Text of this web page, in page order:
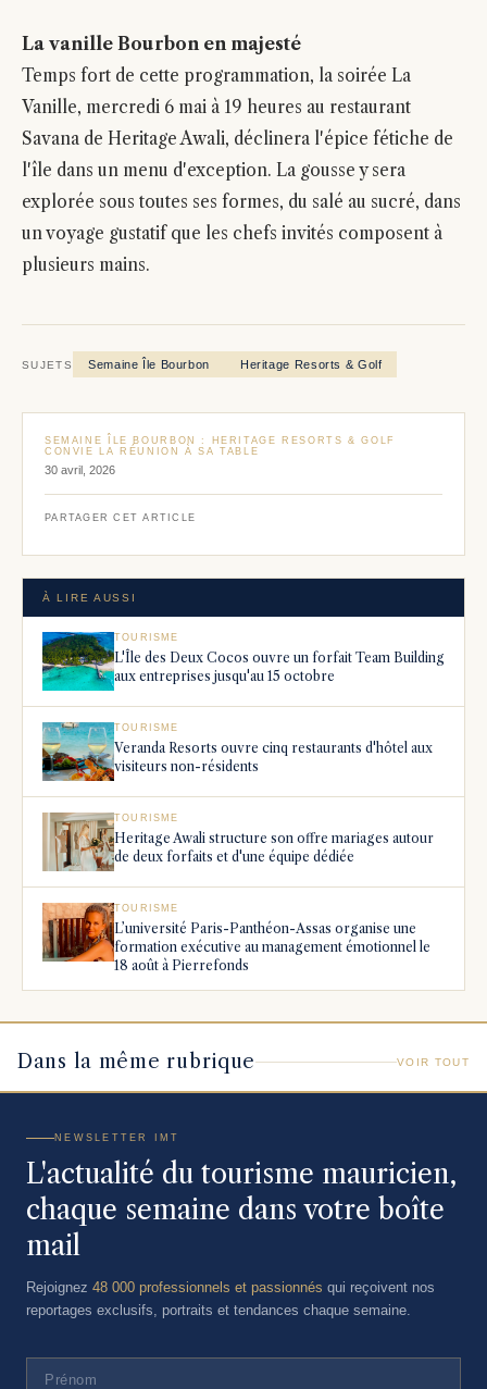
La vanille Bourbon en majesté
Temps fort de cette programmation, la soirée La
Vanille, mercredi 6 mai à 19 heures au restaurant
Savana de Heritage Awali, déclinera l'épice fétiche de
l'île dans un menu d'exception. La gousse y sera
explorée sous toutes ses formes, du salé au sucré, dans
un voyage gustatif que les chefs invités composent à
plusieurs mains.
SUJETS Semaine Île Bourbon Heritage Resorts & Golf
SEMAINE ÎLE BOURBON : HERITAGE RESORTS & GOLF
CONVIE LA RÉUNION À SA TABLE
30 avril, 2026
PARTAGER CET ARTICLE
À LIRE AUSSI
TOURISME
L'Île des Deux Cocos ouvre un forfait Team Building
aux entreprises jusqu'au 15 octobre
TOURISME
Veranda Resorts ouvre cinq restaurants d'hôtel aux
visiteurs non-résidents
TOURISME
Heritage Awali structure son offre mariages autour
de deux forfaits et d'une équipe dédiée
TOURISME
L’université Paris-Panthéon-Assas organise une
formation exécutive au management émotionnel le
18 août à Pierrefonds
Dans la même rubrique VOIR TOUT
NEWSLETTER IMT
L'actualité du tourisme mauricien,
chaque semaine dans votre boîte
mail
Rejoignez 48 000 professionnels et passionnés qui reçoivent nos
reportages exclusifs, portraits et tendances chaque semaine.